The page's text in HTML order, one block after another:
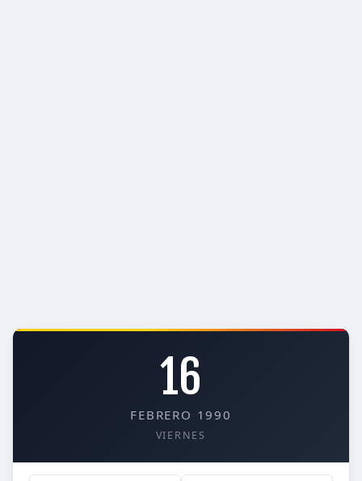
16
FEBRERO 1990
VIERNES